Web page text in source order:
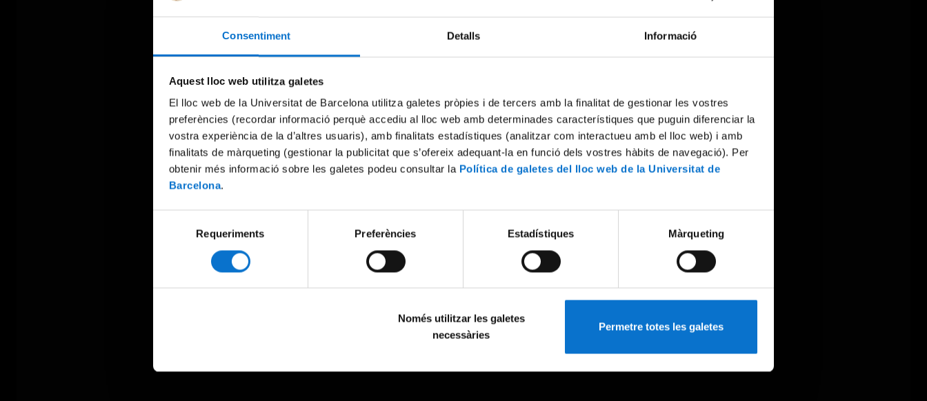
Consentiment Detalls Informació
Aquest lloc web utilitza galetes
El lloc web de la Universitat de Barcelona utilitza galetes pròpies i de tercers amb la finalitat de gestionar les vostres
preferències (recordar informació perquè accediu al lloc web amb determinades característiques que puguin diferenciar la
vostra experiència de la d’altres usuaris), amb finalitats estadístiques (analitzar com interactueu amb el lloc web) i amb
finalitats de màrqueting (gestionar la publicitat que s’ofereix adequant-la en funció dels vostres hàbits de navegació). Per
obtenir més informació sobre les galetes podeu consultar la Política de galetes del lloc web de la Universitat de
Barcelona.
Requeriments Preferències Estadístiques Màrqueting
Només utilitzar les galetes
necessàries
Permetre totes les galetes
Try again